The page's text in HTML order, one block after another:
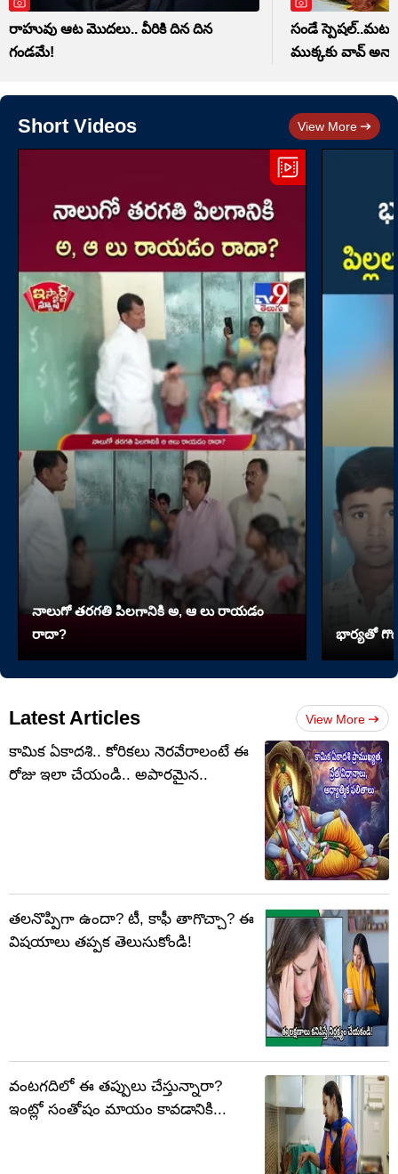
రాహువు ఆట మొదలు.. వీరికి దిన దిన
గండమే!
సండే స్పెషల్..మటన్
ముక్కకు వావ్
Short Videos View More
నాలుగో త‌ర‌గతి పిలగానికి అ, ఆ లు రాయ‌డం
రాదా?
భార్యతో
Latest Articles View More
కామిక ఏకాదశి.. కోరికలు నెరవేరాలంటే ఈ
రోజు ఇలా చేయండి.. అపారమైన..
తలనొప్పిగా ఉందా? టీ, కాఫీ తాగొచ్చా? ఈ
విషయాలు తప్పక తెలుసుకోండి!
వంటగదిలో ఈ తప్పులు చేస్తున్నారా?
ఇంట్లో సంతోషం మాయం కావడానికి...